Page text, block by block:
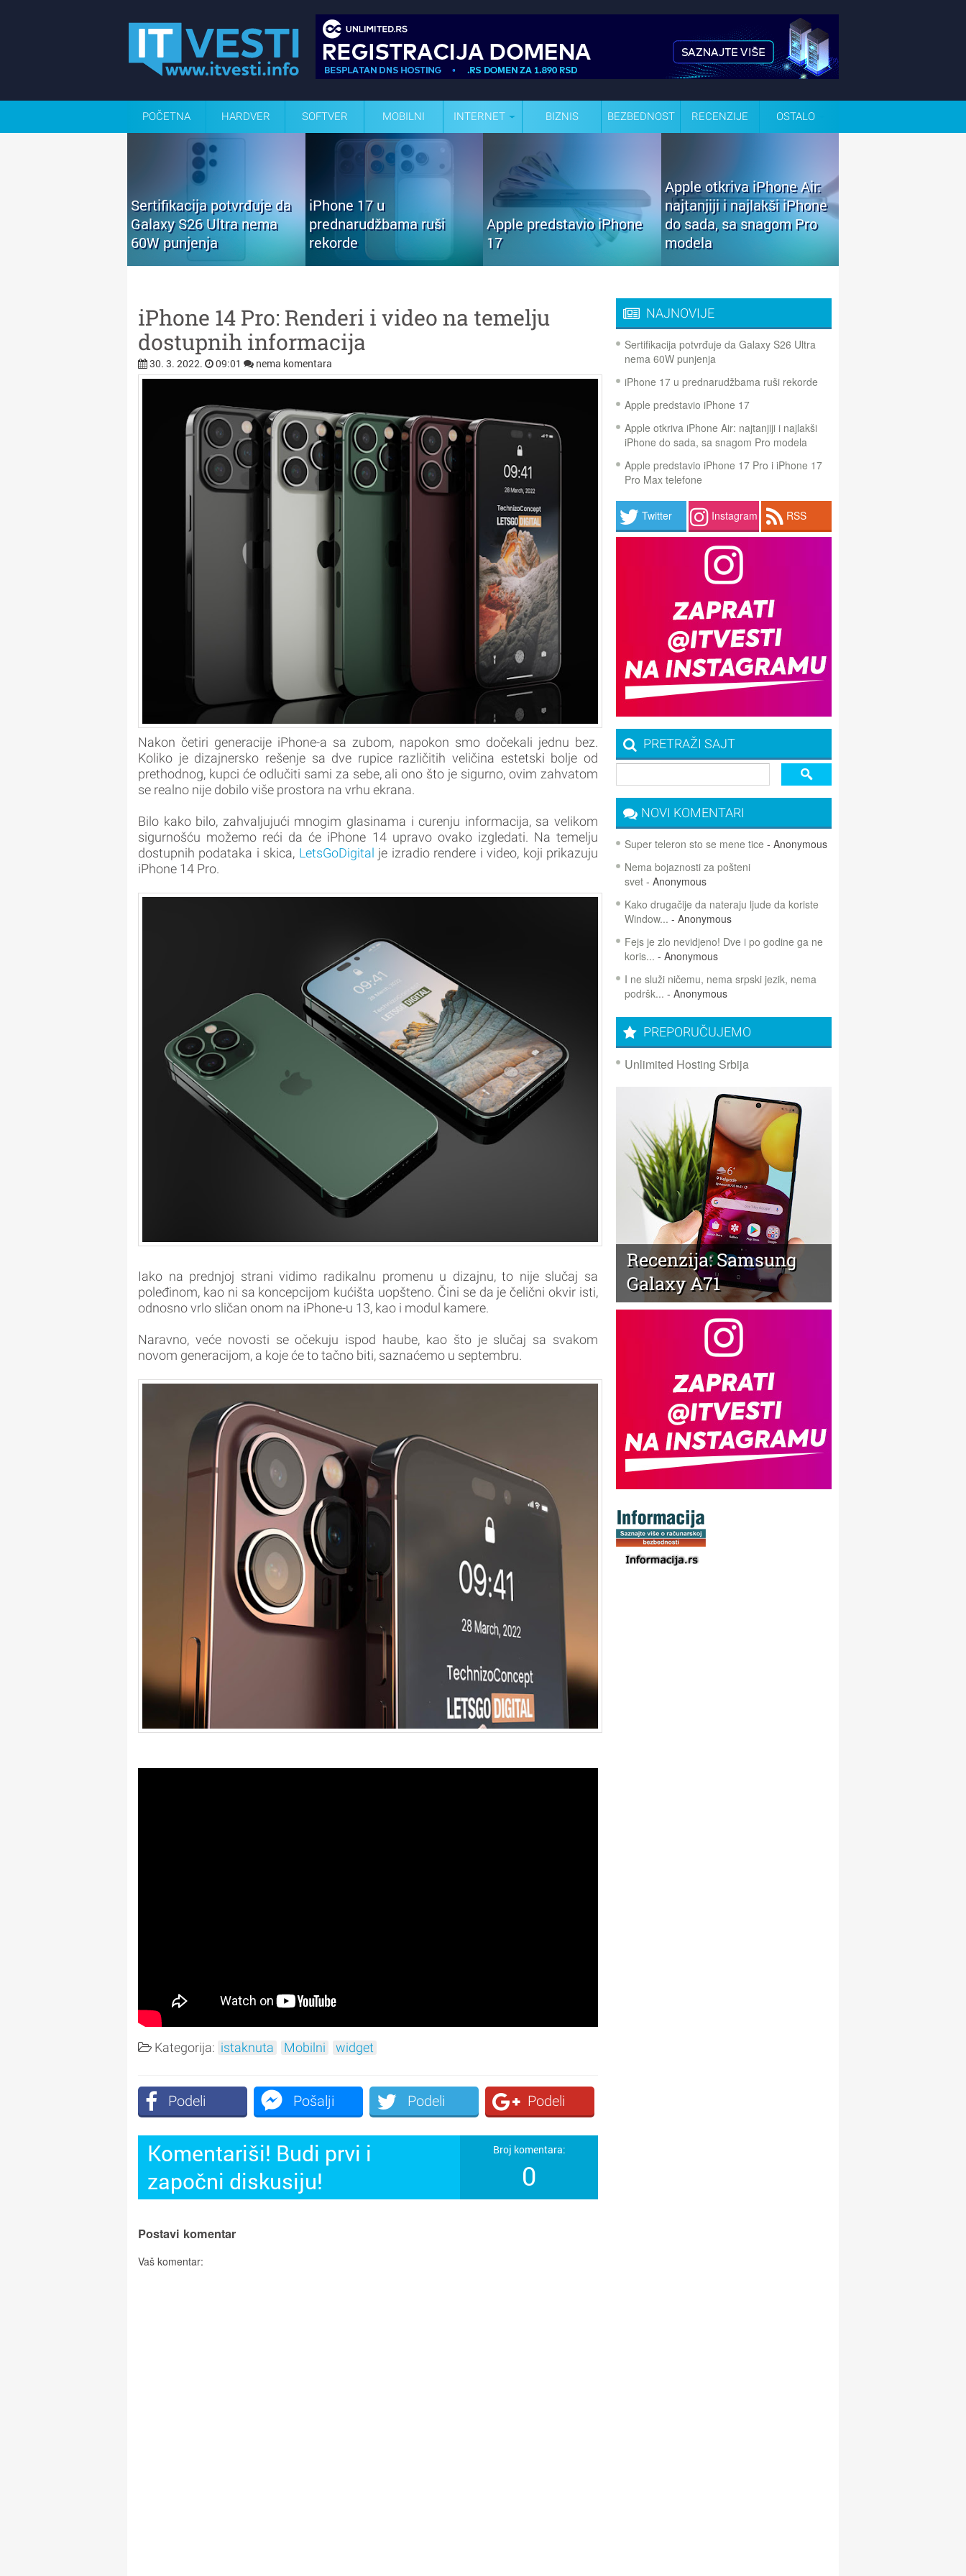
POČETNA HARDVER SOFTVER MOBILNI INTERNET BIZNIS BEZBEDNOST RECENZIJE OSTALO
Sertifikacija potvrđuje da
Galaxy S26 Ultra nema
60W punjenja
iPhone 17 u
prednarudžbama ruši
rekorde
Apple predstavio iPhone
17
Apple otkriva iPhone Air:
najtanjiji i najlakši iPhone
do sada, sa snagom Pro
modela
iPhone 14 Pro: Renderi i video na temelju
dostupnih informacija
30. 3. 2022. 09:01 nema komentara
Nakon četiri generacije iPhone-a sa zubom, napokon smo dočekali jednu bez.
Koliko je dizajnersko rešenje sa dve rupice različitih veličina estetski bolje od
prethodnog, kupci će odlučiti sami za sebe, ali ono što je sigurno, ovim zahvatom
se realno nije dobilo više prostora na vrhu ekrana.
Bilo kako bilo, zahvaljujući mnogim glasinama i curenju informacija, sa velikom
sigurnošću možemo reći da će iPhone 14 upravo ovako izgledati. Na temelju
dostupnih podataka i skica, LetsGoDigital je izradio rendere i video, koji prikazuju
iPhone 14 Pro.
Iako na prednjoj strani vidimo radikalnu promenu u dizajnu, to nije slučaj sa
poleđinom, kao ni sa koncepcijom kućišta uopšteno. Čini se da je čelični okvir isti,
odnosno vrlo sličan onom na iPhone-u 13, kao i modul kamere.
Naravno, veće novosti se očekuju ispod haube, kao što je slučaj sa svakom
novom generacijom, a koje će to tačno biti, saznaćemo u septembru.
Kategorija: istaknuta Mobilni widget
Podeli Pošalji Podeli Podeli
Komentariši! Budi prvi i
započni diskusiju!
Broj komentara:
0
Postavi komentar
Vaš komentar:
NAJNOVIJE
Sertifikacija potvrđuje da Galaxy S26 Ultra
nema 60W punjenja
iPhone 17 u prednarudžbama ruši rekorde
Apple predstavio iPhone 17
Apple otkriva iPhone Air: najtanjiji i najlakši
iPhone do sada, sa snagom Pro modela
Apple predstavio iPhone 17 Pro i iPhone 17
Pro Max telefone
Twitter Instagram RSS
PRETRAŽI SAJT
NOVI KOMENTARI
Super teleron sto se mene tice - Anonymous
Nema bojaznosti za pošteni
svet - Anonymous
Kako drugačije da nateraju ljude da koriste
Window... - Anonymous
Fejs je zlo nevidjeno! Dve i po godine ga ne
koris... - Anonymous
I ne služi ničemu, nema srpski jezik, nema
podršk... - Anonymous
PREPORUČUJEMO
Unlimited Hosting Srbija
Recenzija: Samsung
Galaxy A71